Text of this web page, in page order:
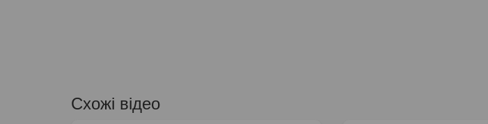
Схожі відео